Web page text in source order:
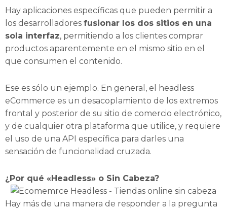
Hay aplicaciones específicas que pueden permitir a
los desarrolladores fusionar los dos sitios en una
sola interfaz, permitiendo a los clientes comprar
productos aparentemente en el mismo sitio en el
que consumen el contenido.
Ese es sólo un ejemplo. En general, el headless
eCommerce es un desacoplamiento de los extremos
frontal y posterior de su sitio de comercio electrónico,
y de cualquier otra plataforma que utilice, y requiere
el uso de una API específica para darles una
sensación de funcionalidad cruzada.
¿Por qué «Headless» o Sin Cabeza?
Hay más de una manera de responder a la pregunta